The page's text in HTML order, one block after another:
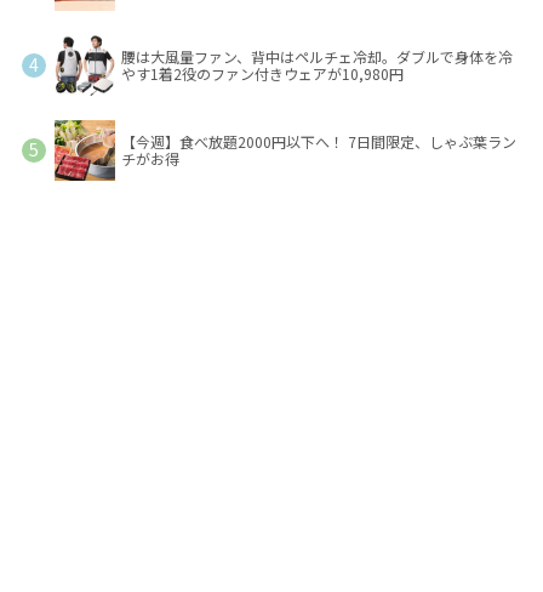
腰は大風量ファン、背中はペルチェ冷却。ダブルで身体を冷
やす1着2役のファン付きウェアが10,980円
【今週】食べ放題2000円以下へ！ 7日間限定、しゃぶ葉ラン
チがお得